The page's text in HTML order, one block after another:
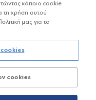
ΑΕΔΑΚ
Δεδομένων
κάποιο cookie
τη χρήση αυτού
μας για τα
cookies
cookies